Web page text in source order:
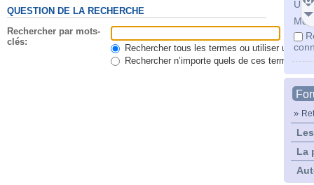
Mot
»
La
QUESTION DE LA RECHERCHE
Rechercher par mots-
clés:
Rechercher tous les termes ou utiliser une
Rechercher n’importe quels de ces termes